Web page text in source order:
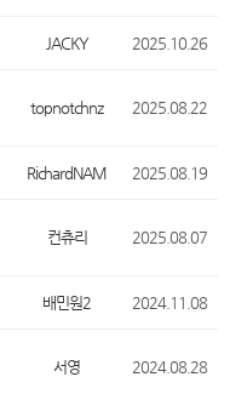
JACKY 2025.10.26
topnotchnz 2025.08.22
RichardNAM 2025.08.19
컨츄리 2025.08.07
배민원2 2024.11.08
서영 2024.08.28